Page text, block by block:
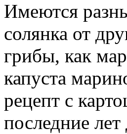
Имеются
солянка от
грибы, как
капуста
рецепт с
последние лет